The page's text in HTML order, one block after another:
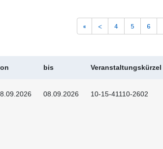
« < 4 5 6
bis Veranstaltungskürzel
08.09.2026 10-15-41110-2602